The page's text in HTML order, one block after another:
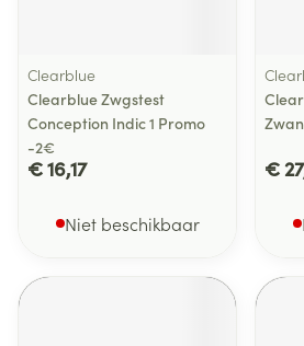
Clearblue
Clearblue Zwgstest
Conception Indic 1 Promo
-2€
€ 16,17
Niet beschikbaar
€